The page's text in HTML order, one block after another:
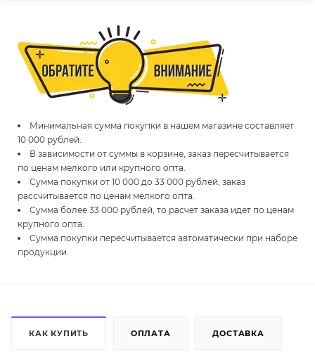
Минимальная сумма покупки в нашем магазине составляет
10 000 рублей.
В зависимости от суммы в корзине, заказ пересчитывается
по ценам мелкого или крупного опта.
Сумма покупки от 10 000 до 33 000 рублей, заказ
рассчитывается по ценам мелкого опта.
Сумма более 33 000 рублей, то расчет заказа идет по ценам
крупного опта.
Сумма покупки пересчитывается автоматически при наборе
продукции.
КАК КУПИТЬ ОПЛАТА ДОСТАВКА